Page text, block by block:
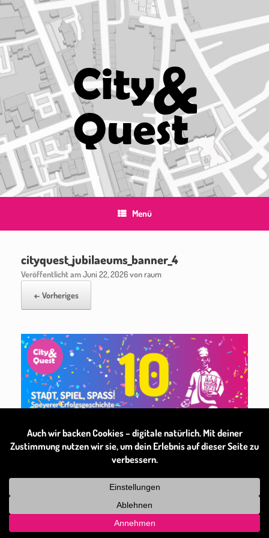
Zum
Inhalt
springen
Menü
cityquest_jubilaeums_banner_4
Veröffentlicht amJuni 22, 2026vonraum
← Vorheriges
Theme bySiteOrigin